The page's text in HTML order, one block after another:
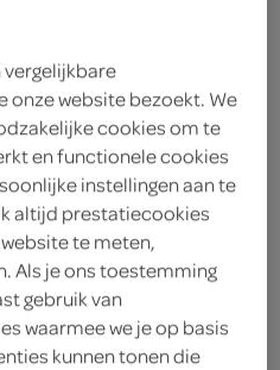
niet zichtbaar bij de
wél automatisch
chocolade
biologisch
vergelijkbare
onze website bezoekt. We
cookies om te
en functionele cookies
instellingen aan te
altijd prestatiecookies
te meten,
Als je ons toestemming
gebruik van
waarmee we je op basis
kunnen tonen die